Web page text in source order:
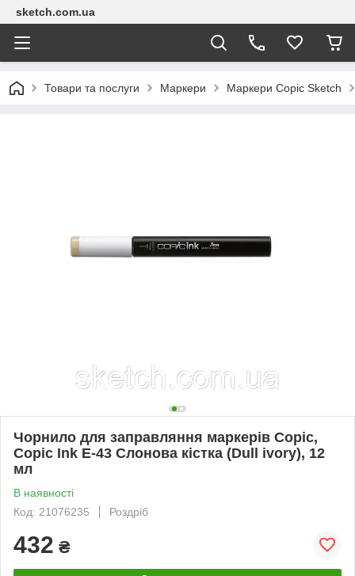
sketch.com.ua
Товари та послуги Маркери Маркери Copic Sketch
Чорнило для заправляння маркерів Copic,
Copic Ink E-43 Слонова кістка (Dull ivory), 12
мл
В наявності
Код: 21076235
Роздріб
432 ₴